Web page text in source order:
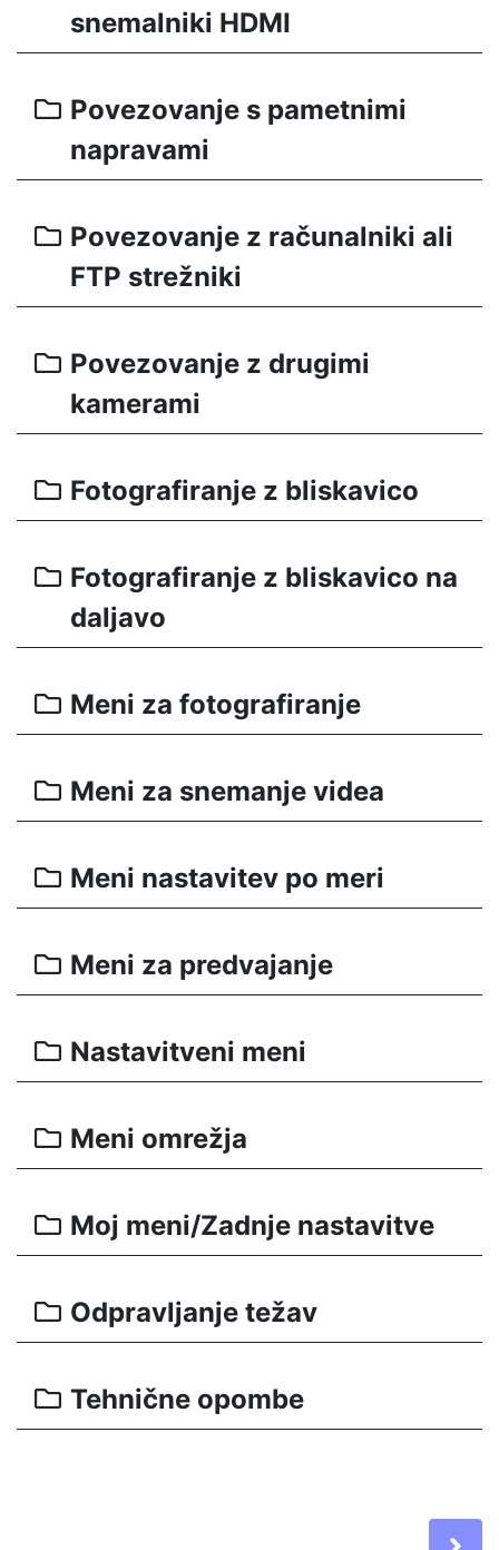
snemalniki HDMI
Povezovanje s pametnimi
napravami
Povezovanje z računalniki ali
FTP strežniki
Povezovanje z drugimi
kamerami
Fotografiranje z bliskavico
Fotografiranje z bliskavico na
daljavo
Meni za fotografiranje
Meni za snemanje videa
Meni nastavitev po meri
Meni za predvajanje
Nastavitveni meni
Meni omrežja
Moj meni/Zadnje nastavitve
Odpravljanje težav
Tehnične opombe